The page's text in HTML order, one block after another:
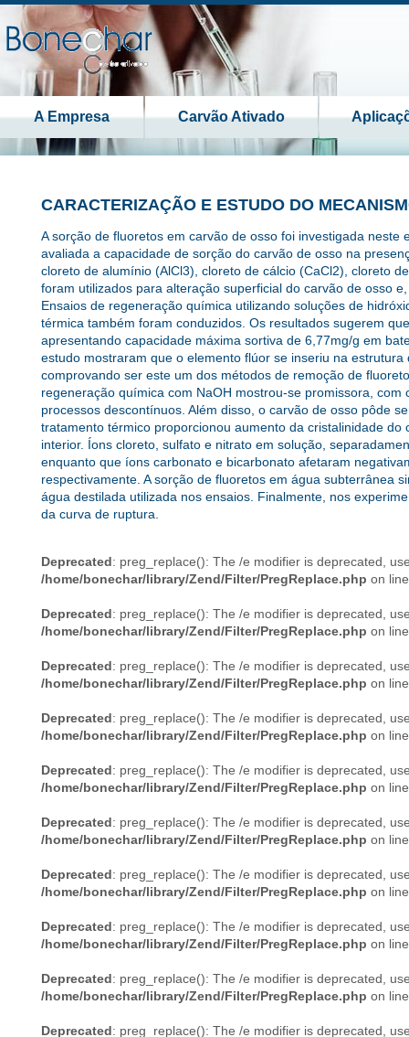
A Empresa Carvão Ativado
CARACTERIZAÇÃO E ESTUDO DO
A sorção de fluoretos em carvão de osso foi investigada
avaliada a capacidade de sorção do carvão de osso na
cloreto de alumínio (AlCl3), cloreto de cálcio (CaCl2), cloreto
foram utilizados para alteração superficial do carvão de osso
Ensaios de regeneração química utilizando soluções de
térmica também foram conduzidos. Os resultados sugerem
apresentando capacidade máxima sortiva de 6,77mg/g em
estudo mostraram que o elemento flúor se inseriu na
comprovando ser este um dos métodos de remoção de
regeneração química com NaOH mostrou-se promissora,
processos descontínuos. Além disso, o carvão de osso pôde
tratamento térmico proporcionou aumento da cristalinidade
interior. Íons cloreto, sulfato e nitrato em solução,
enquanto que íons carbonato e bicarbonato afetaram
respectivamente. A sorção de fluoretos em água subterrânea
água destilada utilizada nos ensaios. Finalmente, nos
da curva de ruptura.
Deprecated: preg_replace(): The /e modifier is deprecated,
/home/bonechar/library/Zend/Filter/PregReplace.php on
Deprecated: preg_replace(): The /e modifier is deprecated,
/home/bonechar/library/Zend/Filter/PregReplace.php on
Deprecated: preg_replace(): The /e modifier is deprecated,
/home/bonechar/library/Zend/Filter/PregReplace.php on
Deprecated: preg_replace(): The /e modifier is deprecated,
/home/bonechar/library/Zend/Filter/PregReplace.php on
Deprecated: preg_replace(): The /e modifier is deprecated,
/home/bonechar/library/Zend/Filter/PregReplace.php on
Deprecated: preg_replace(): The /e modifier is deprecated,
/home/bonechar/library/Zend/Filter/PregReplace.php on
Deprecated: preg_replace(): The /e modifier is deprecated,
/home/bonechar/library/Zend/Filter/PregReplace.php on
Deprecated: preg_replace(): The /e modifier is deprecated,
/home/bonechar/library/Zend/Filter/PregReplace.php on
Deprecated: preg_replace(): The /e modifier is deprecated,
/home/bonechar/library/Zend/Filter/PregReplace.php on
Deprecated: preg_replace(): The /e modifier is deprecated,